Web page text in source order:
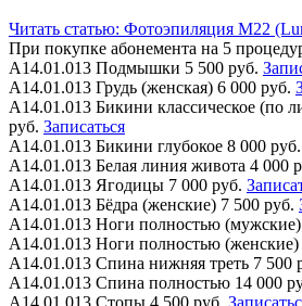
Читать статью: Фотоэпиляция M22
При покупке абонемента на 5
А14.01.013 Подмышки 5 500 руб.
А14.01.013 Грудь (женская) 6 000 руб.
А14.01.013 Бикини классическое (по
руб. Записаться
А14.01.013 Бикини глубокое 8 000 руб.
А14.01.013 Белая линия живота 4 000
А14.01.013 Ягодицы 7 000 руб.
А14.01.013 Бёдра (женские) 7 500 руб.
А14.01.013 Ноги полностью (мужские)
А14.01.013 Ноги полностью (женские)
А14.01.013 Спина нижняя треть 7 500
А14.01.013 Спина полностью 14 000
А14.01.013 Стопы 4 500 руб.